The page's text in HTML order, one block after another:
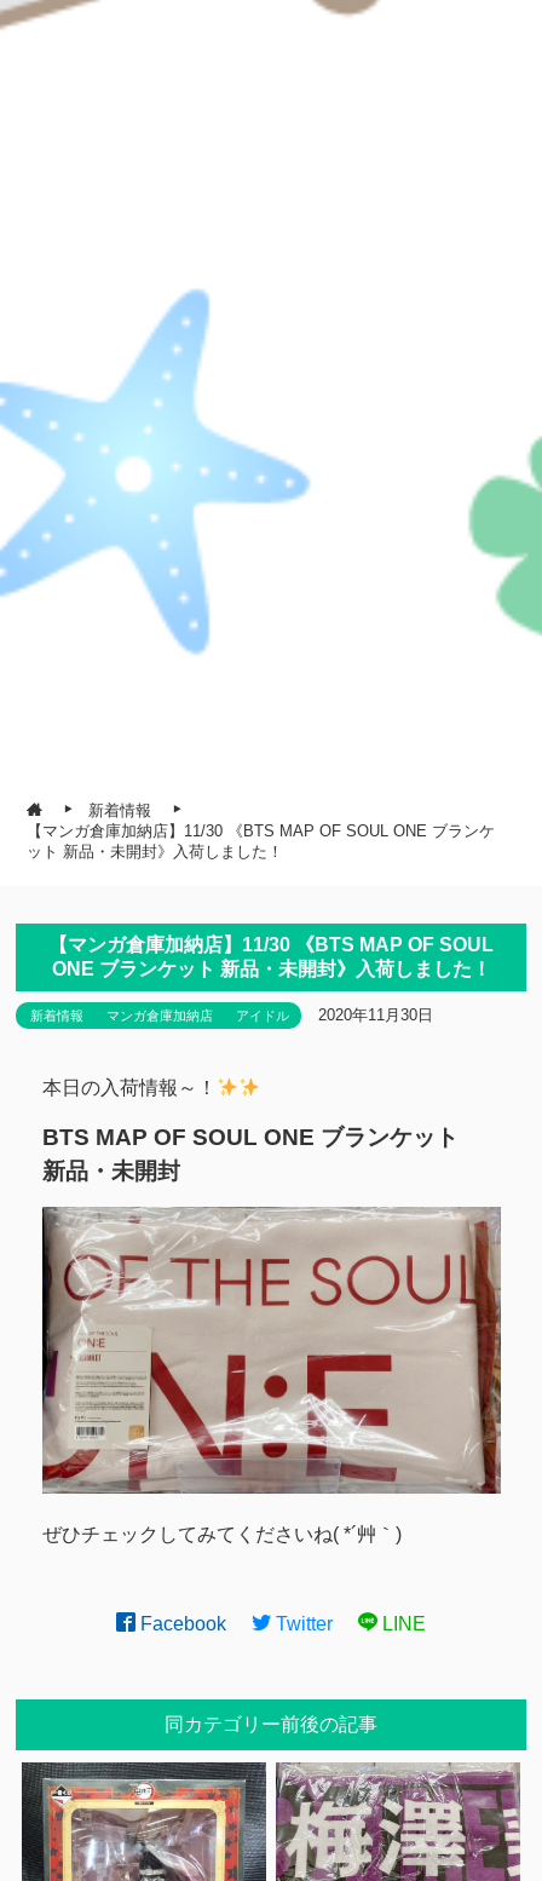
新着情報
【マンガ倉庫加納店】11/30 《BTS MAP OF SOUL ONE ブランケ
ット 新品・未開封》入荷しました！
【マンガ倉庫加納店】11/30 《BTS MAP OF SOUL
ONE ブランケット 新品・未開封》入荷しました！
新着情報 マンガ倉庫加納店 アイドル 2020年11月30日
本日の入荷情報～！
BTS MAP OF SOUL ONE ブランケット
新品・未開封
ぜひチェックしてみてくださいね( *´艸｀)
Facebook Twitter LINE
同カテゴリー前後の記事